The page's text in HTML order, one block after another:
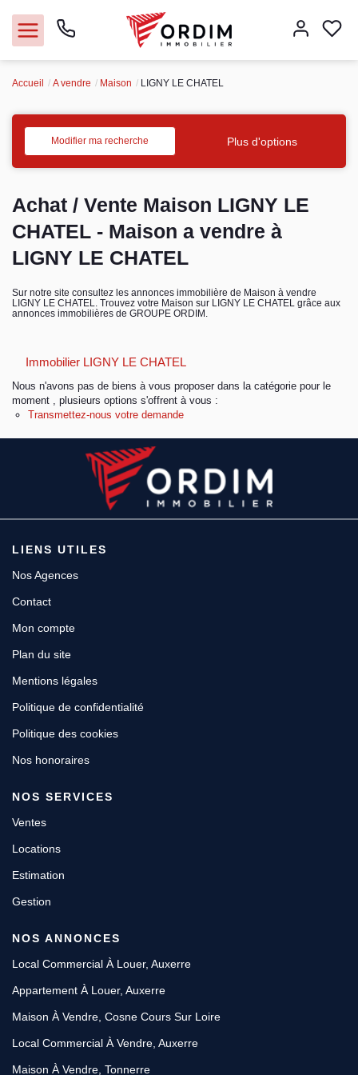
Acheter
Vendre
Immobilier pro
Faire gérer
Syndic
Espace client
Accueil A vendre Maison LIGNY LE CHATEL
Modifier ma recherche Plus d'options
Achat / Vente Maison LIGNY LE
CHATEL - Maison a vendre à
LIGNY LE CHATEL
Sur notre site consultez les annonces immobilière de Maison à vendre
LIGNY LE CHATEL. Trouvez votre Maison sur LIGNY LE CHATEL grâce aux
annonces immobilières de GROUPE ORDIM.
Immobilier LIGNY LE CHATEL
Nous n'avons pas de biens à vous proposer dans la catégorie pour le
moment , plusieurs options s'offrent à vous :
Transmettez-nous votre demande
LIENS UTILES
Nos Agences
Contact
Mon compte
Plan du site
Mentions légales
Politique de confidentialité
Politique des cookies
Nos honoraires
NOS SERVICES
Ventes
Locations
Estimation
Gestion
NOS ANNONCES
Local Commercial À Louer, Auxerre
Appartement À Louer, Auxerre
Maison À Vendre, Cosne Cours Sur Loire
Local Commercial À Vendre, Auxerre
Maison À Vendre, Tonnerre